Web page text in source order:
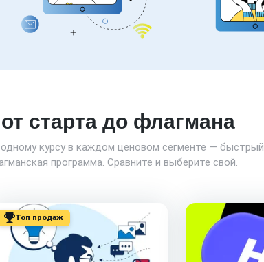
старта до флагмана
курсу в каждом ценовом сегменте — быстрый
программа. Сравните и выберите свой.
Топ продаж